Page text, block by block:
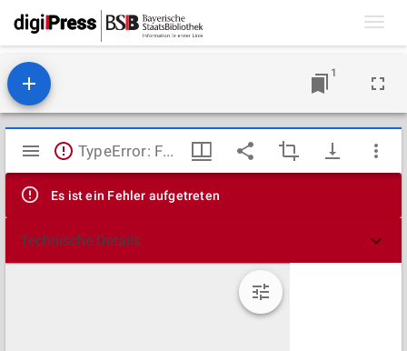
1
Mirador
Viewer
TypeError: Failed to fetch
Es ist ein Fehler aufgetreten
Technische Details